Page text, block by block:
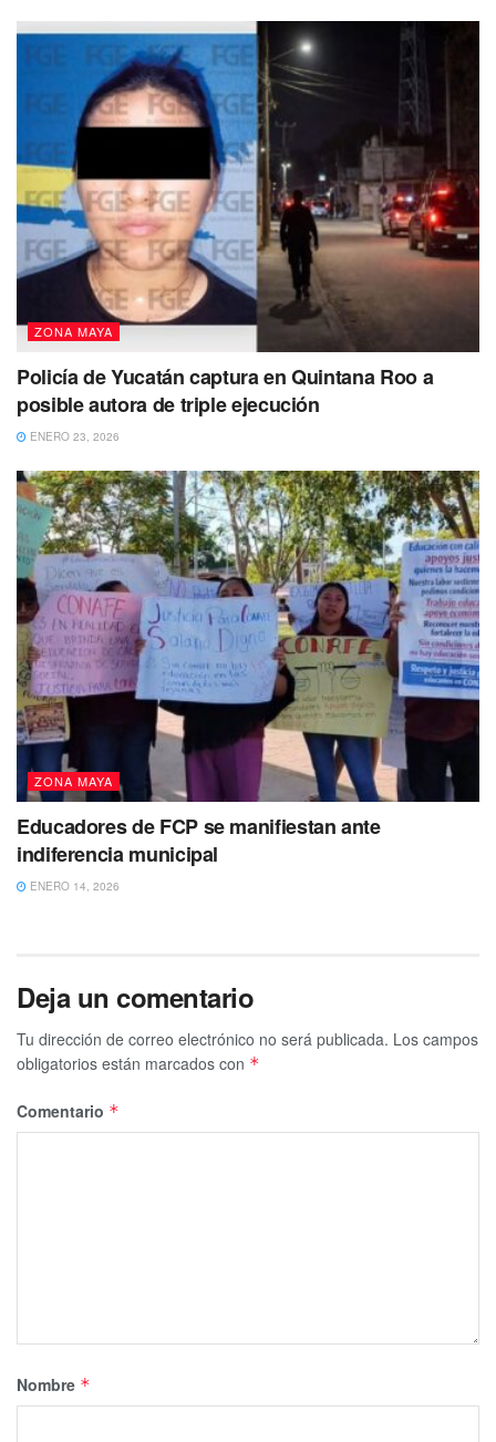
Te puede interesar Leer
ZONA MAYA
Policía de Yucatán captura en Quintana Roo a
posible autora de triple ejecución
ENERO 23, 2026
ZONA MAYA
Educadores de FCP se manifiestan ante
indiferencia municipal
ENERO 14, 2026
Deja un comentario
Tu dirección de correo electrónico no será publicada. Los campos
obligatorios están marcados con *
Comentario *
Nombre *